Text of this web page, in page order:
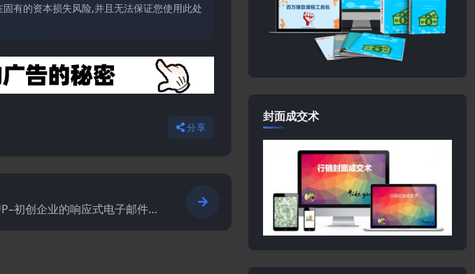
有的资本损失风险,并且无法保证您使用此处
分享
初创企业的响应式电子邮件模
封面成交术